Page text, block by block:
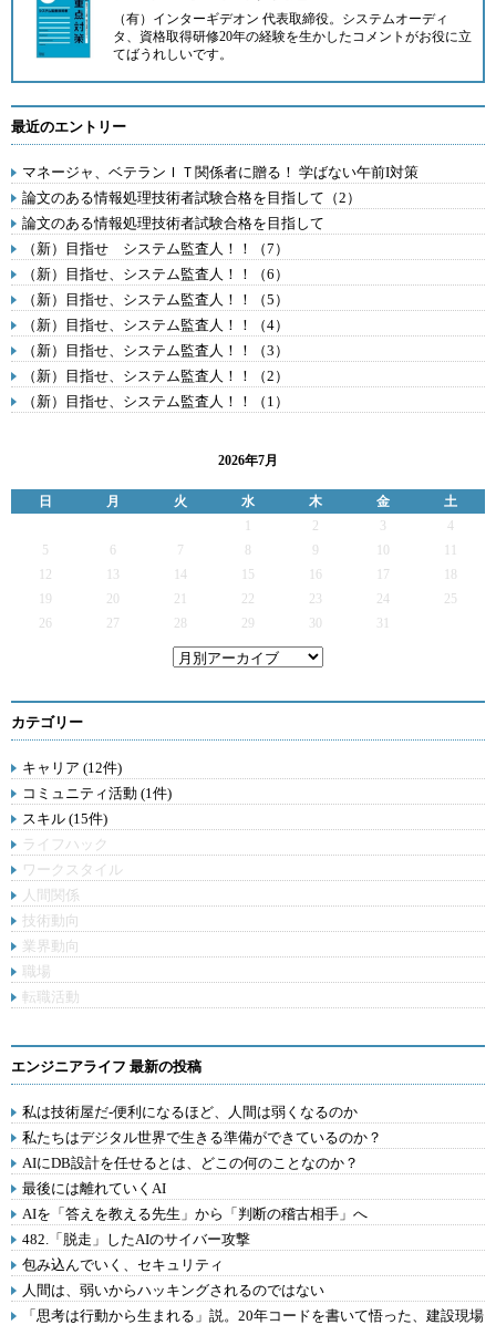
（有）インターギデオン 代表取締役。システムオーディ
タ、資格取得研修20年の経験を生かしたコメントがお役に立
てばうれしいです。
最近のエントリー
マネージャ、ベテランＩＴ関係者に贈る！ 学ばない午前I対策
論文のある情報処理技術者試験合格を目指して（2）
論文のある情報処理技術者試験合格を目指して
（新）目指せ システム監査人！！（7）
（新）目指せ、システム監査人！！（6）
（新）目指せ、システム監査人！！（5）
（新）目指せ、システム監査人！！（4）
（新）目指せ、システム監査人！！（3）
（新）目指せ、システム監査人！！（2）
（新）目指せ、システム監査人！！（1）
2026年7月
日 月 火 水 木 金
土
2 3
4
5
6 7 9
12
13 14 15 16 17
19
20 21 22 23 24
25
26
27 28 29 30 31
カテゴリー
キャリア (12件)
コミュニティ活動 (1件)
スキル (15件)
ライフハック
ワークスタイル
人間関係
技術動向
業界動向
職場
転職活動
エンジニアライフ 最新の投稿
私は技術屋だ-便利になるほど、人間は弱くなるのか
私たちはデジタル世界で生きる準備ができているのか？
AIにDB設計を任せるとは、どこの何のことなのか？
最後には離れていくAI
AIを「答えを教える先生」から「判断の稽古相手」へ
482.「脱走」したAIのサイバー攻撃
包み込んでいく、セキュリティ
人間は、弱いからハッキングされるのではない
「思考は行動から生まれる」説。20年コードを書いて悟った、建設現場